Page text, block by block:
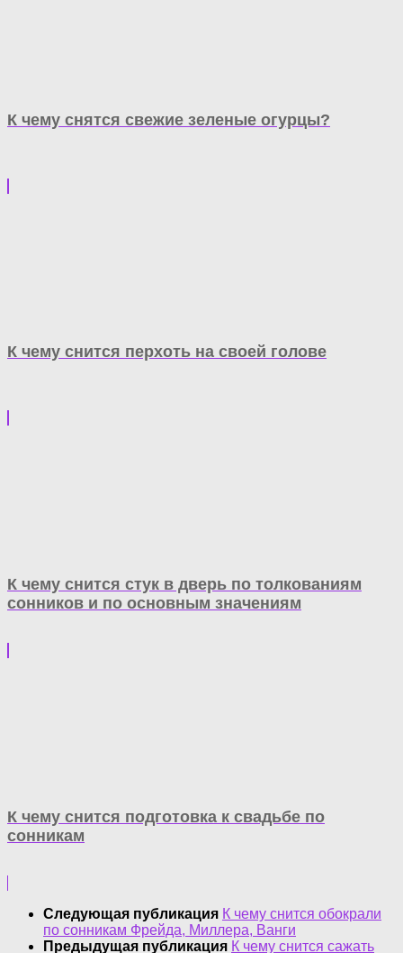
К чему снятся свежие зеленые огурцы?
К чему снится перхоть на своей голове
К чему снится стук в дверь по толкованиям
сонников и по основным значениям
К чему снится подготовка к свадьбе по
сонникам
Следующая публикация К чему снится обокрали
по сонникам Фрейда, Миллера, Ванги
Предыдущая публикация К чему снится сажать